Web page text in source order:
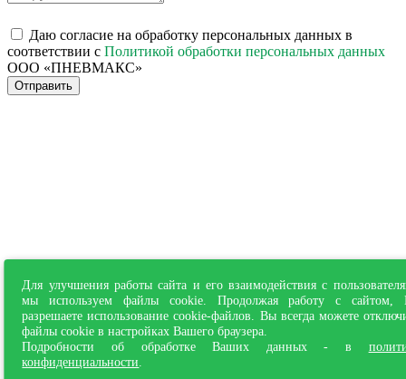
Для улучшения работы сайта и его взаимодействия с
мы используем файлы cookie. Продолжая работу с сайтом,
разрешаете использование cookie-файлов. Вы всегда можете
файлы cookie в настройках Вашего браузера.
Подробности об обработке Ваших данных - в
конфиденциальности
Даю согласие на обработку персональных данных в
соответствии с Политикой обработки персональных данных
ООО «ПНЕВМАКС»
Отправить